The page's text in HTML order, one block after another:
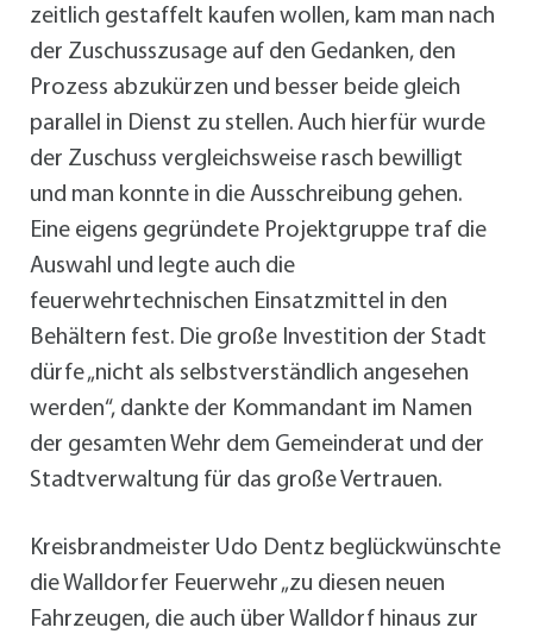
zeitlich gestaffelt kaufen wollen, kam man nach
der Zuschusszusage auf den Gedanken, den
Prozess abzukürzen und besser beide gleich
parallel in Dienst zu stellen. Auch hierfür wurde
der Zuschuss vergleichsweise rasch bewilligt
und man konnte in die Ausschreibung gehen.
Eine eigens gegründete Projektgruppe traf die
Auswahl und legte auch die
feuerwehrtechnischen Einsatzmittel in den
Behältern fest. Die große Investition der Stadt
dürfe „nicht als selbstverständlich angesehen
werden“, dankte der Kommandant im Namen
der gesamten Wehr dem Gemeinderat und der
Stadtverwaltung für das große Vertrauen.
Kreisbrandmeister Udo Dentz beglückwünschte
die Walldorfer Feuerwehr „zu diesen neuen
Fahrzeugen, die auch über Walldorf hinaus zur